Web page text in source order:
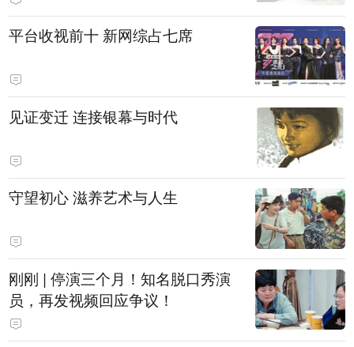
平台收视前十 新网综占七席
见证变迁 连接银幕与时代
守望初心 滋养艺术与人生
刚刚 | 停演三个月！知名脱口秀演
员，再发视频回应争议！